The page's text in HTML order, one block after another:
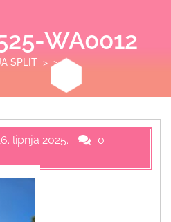
WA0012
SPLIT > >
lipnja 2025.
0